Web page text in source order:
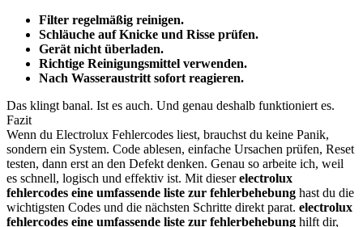
Filter regelmäßig reinigen.
Schläuche auf Knicke und Risse prüfen.
Gerät nicht überladen.
Richtige Reinigungsmittel verwenden.
Nach Wasseraustritt sofort reagieren.
Das klingt banal. Ist es auch. Und genau deshalb funktioniert es.
Fazit
Wenn du Electrolux Fehlercodes liest, brauchst du keine Panik,
sondern ein System. Code ablesen, einfache Ursachen prüfen, Reset
testen, dann erst an den Defekt denken. Genau so arbeite ich, weil
es schnell, logisch und effektiv ist. Mit dieserelectrolux
fehlercodes eine umfassende liste zur fehlerbehebung hast du die
wichtigsten Codes und die nächsten Schritte direkt parat. electrolux
fehlercodes eine umfassende liste zur fehlerbehebung hilft dir,